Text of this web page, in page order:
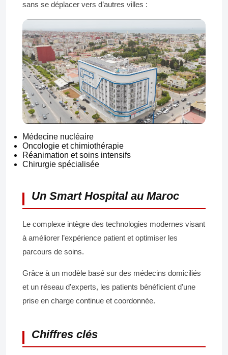
sans se déplacer vers d’autres villes :
Médecine nucléaire
Oncologie et chimiothérapie
Réanimation et soins intensifs
Chirurgie spécialisée
Un Smart Hospital au Maroc
Le complexe intègre des technologies modernes visant
à améliorer l’expérience patient et optimiser les
parcours de soins.
Grâce à un modèle basé sur des médecins domiciliés
et un réseau d’experts, les patients bénéficient d’une
prise en charge continue et coordonnée.
Chiffres clés